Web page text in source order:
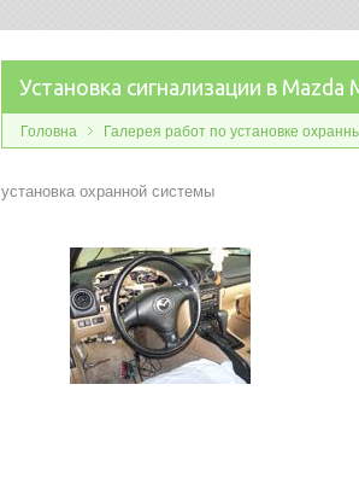
Установка сигнализации в
Головна Галерея работ по установке
установка охранной системы